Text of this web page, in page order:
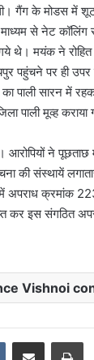
थी। गैंग के मोडस
से नेट कॉलिंग
गये थे। मयंक ने
पहुंचने पर ही
का पाली सारन में
पाली मूव्ह कराया
आरोपियों ने
की संस्थायें
में अपराध क्रमांक
कर इस संगठित
Vishnoi
VKontakteShare via Email